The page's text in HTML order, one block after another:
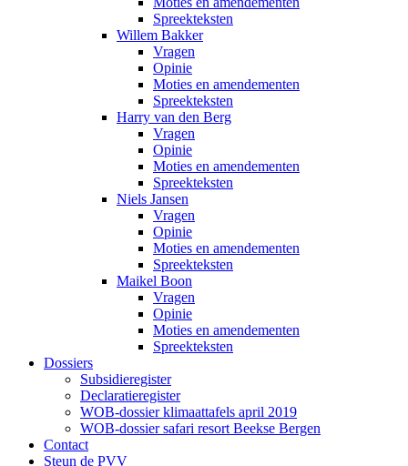
Spreekteksten
Willem Bakker
Vragen
Opinie
Moties en amendementen
Spreekteksten
Harry van den Berg
Vragen
Opinie
Moties en amendementen
Spreekteksten
Niels Jansen
Vragen
Opinie
Moties en amendementen
Spreekteksten
Maikel Boon
Vragen
Opinie
Moties en amendementen
Spreekteksten
Dossiers
Subsidieregister
Declaratieregister
WOB-dossier klimaattafels april 2019
WOB-dossier safari resort Beekse Bergen
Contact
Steun de PVV